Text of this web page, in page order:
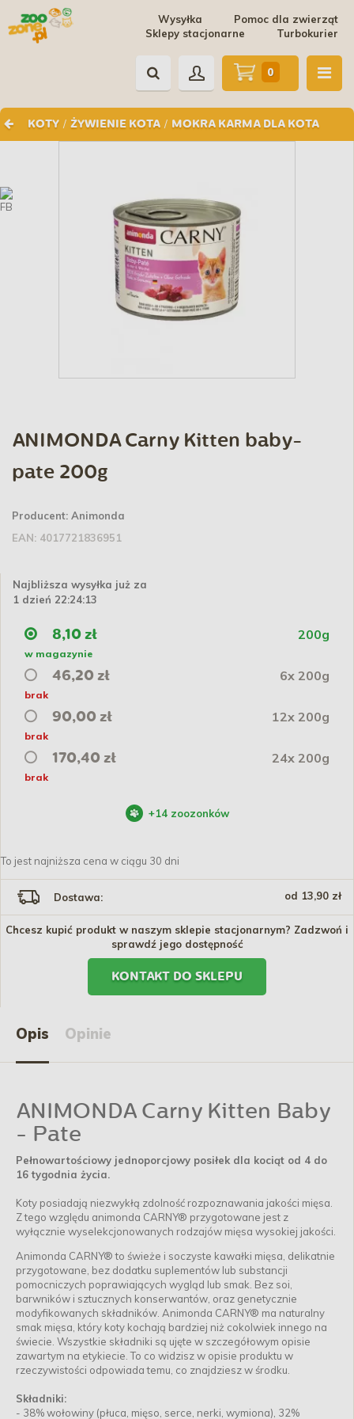
Pomoc dla zwierząt
Wysyłka
Turbokurier
Sklepy stacjonarne
KOTY / ŻYWIENIE KOTA / MOKRA KARMA DLA KOTA
0
ANIMONDA Carny Kitten baby-
pate 200g
Producent: Animonda
EAN: 4017721836951
Najbliższa wysyłka już za
1 dzień 22:24:12
8,10 zł 200g
w magazynie
46,20 zł 6x 200g
brak
90,00 zł 12x 200g
brak
170,40 zł 24x 200g
brak
+14 zoozonków
To jest najniższa cena w ciągu 30 dni
Dostawa: od 13,90 zł
Chcesz kupić produkt w naszym sklepie stacjonarnym? Zadzwoń i
sprawdź jego dostępność
KONTAKT DO SKLEPU
Opis Opinie
ANIMONDA Carny Kitten Baby
- Pate
Pełnowartościowy jednoporcjowy posiłek dla kociąt od 4 do
16 tygodnia życia.
Koty posiadają niezwykłą zdolność rozpoznawania jakości mięsa.
Z tego względu animonda CARNY® przygotowane jest z
wyłącznie wyselekcjonowanych rodzajów mięsa wysokiej jakości.
Animonda CARNY® to świeże i soczyste kawałki mięsa, delikatnie
przygotowane, bez dodatku suplementów lub substancji
pomocniczych poprawiających wygląd lub smak. Bez soi,
barwników i sztucznych konserwantów, oraz genetycznie
modyfikowanych składników. Animonda CARNY® ma naturalny
smak mięsa, który koty kochają bardziej niż cokolwiek innego na
świecie. Wszystkie składniki są ujęte w szczegółowym opisie
zawartym na etykiecie. To co widzisz w opisie produktu w
rzeczywistości odpowiada temu, co znajdziesz w środku.
Składniki:
- 38% wołowiny (płuca, mięso, serce, nerki, wymiona), 32%